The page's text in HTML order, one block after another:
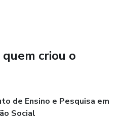
EM AUTISMO, FCA, é um
o mais atualizado do Brasil
Autista (TEA).
criou o
de Ensino e Pesquisa em
Social